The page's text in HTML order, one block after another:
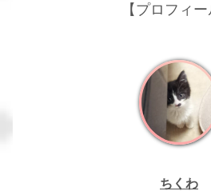
【プロフィー
ちくわ